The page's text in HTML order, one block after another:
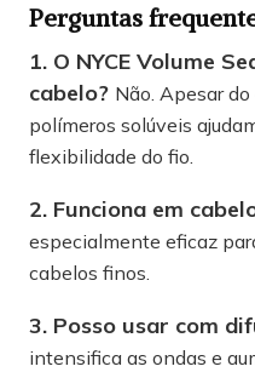
Perguntas
1. O NYCE Volume
cabelo? Não. Apesar
polímeros solúveis
flexibilidade do fio.
2. Funciona em
especialmente eficaz
cabelos finos.
3. Posso usar com
intensifica as ondas e